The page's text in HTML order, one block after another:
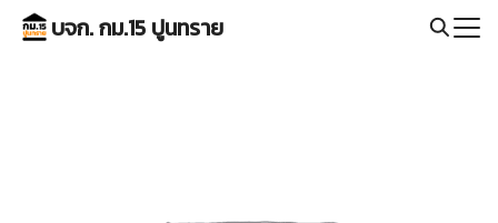
Skip
บจก. กม.15 ปูนทราย